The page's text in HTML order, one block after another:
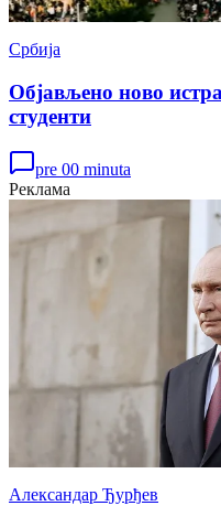
Србија
Објављено ново
студенти
pre 00 minuta
Реклама
Александар Ђурђев